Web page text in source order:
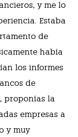
y me lo
Estaba
de
había
los informes
de
proponías la
empresas a
y muy